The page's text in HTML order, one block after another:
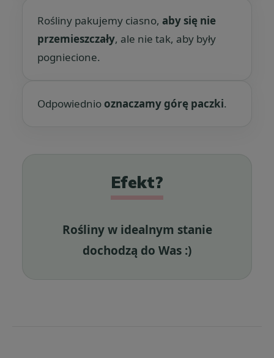
Rośliny pakujemy ciasno, aby się nie
przemieszczały, ale nie tak, aby były
pogniecione.
Odpowiednio oznaczamy górę paczki.
Efekt?
Rośliny w idealnym stanie
dochodzą do Was :)